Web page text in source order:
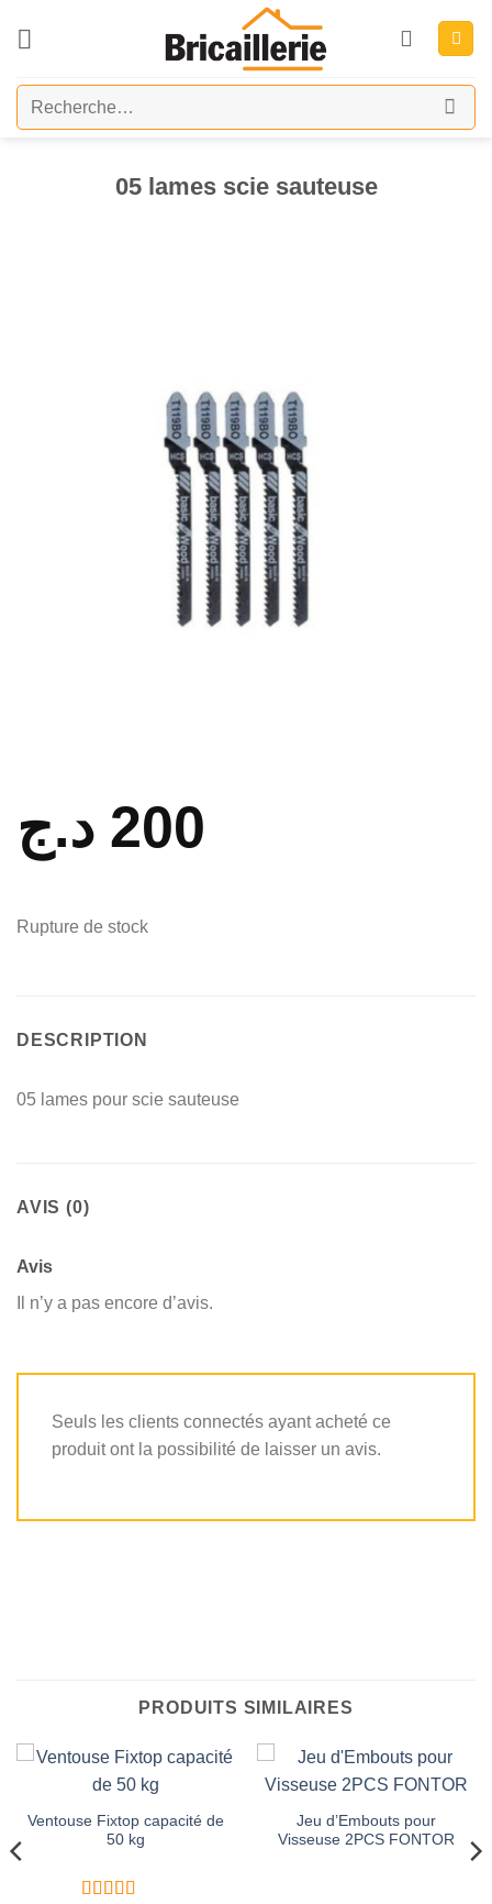
Recherche
pour :
05 lames scie sauteuse
200 د.ج
Rupture de stock
DESCRIPTION
05 lames pour scie sauteuse
AVIS (0)
Avis
Il n’y a pas encore d’avis.
Seuls les clients connectés ayant acheté ce
produit ont la possibilité de laisser un avis.
PRODUITS SIMILAIRES
Ventouse Fixtop capacité de
50 kg
Jeu d’Embouts pour
Visseuse 2PCS FONTOR